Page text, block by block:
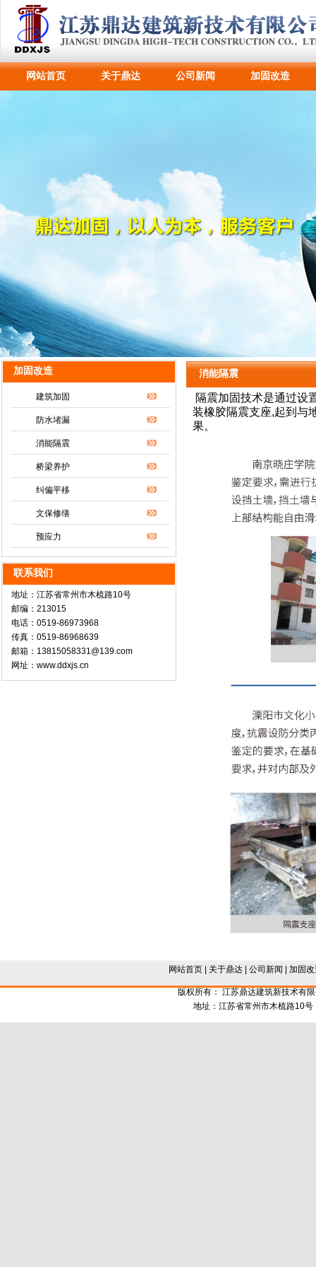
网站首页 关于鼎达 公司新闻 加固改造
加固改造
建筑加固
防水堵漏
消能隔震
桥梁养护
纠偏平移
文保修缮
预应力
联系我们
地址：江苏省常州市木梳路10号
邮编：213015
电话：0519-86973968
传真：0519-86968639
邮箱：13815058331@139.com
网址：www.ddxjs.cn
消能隔震
隔震加固技术是通过设
装橡胶隔震支座,起到与
果。
网站首页| 关于鼎达| 公司新闻 加固改
版权所有： 江苏鼎达建筑新技术有
地址：江苏省常州市木梳路